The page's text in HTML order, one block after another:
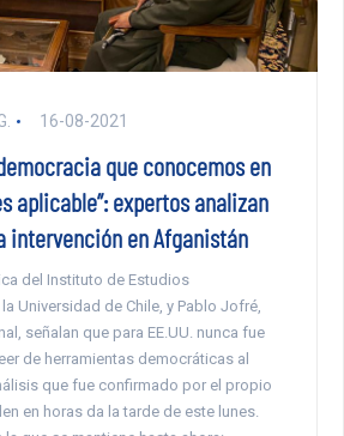
16-08-2021
que conocemos en
aplicable”: expertos analizan
intervención en Afganistán
del Instituto de Estudios
Universidad de Chile, y Pablo Jofré,
señalan que para EE.UU. nunca fue
de herramientas democráticas al
que fue confirmado por el propio
en horas da la tarde de este lunes.